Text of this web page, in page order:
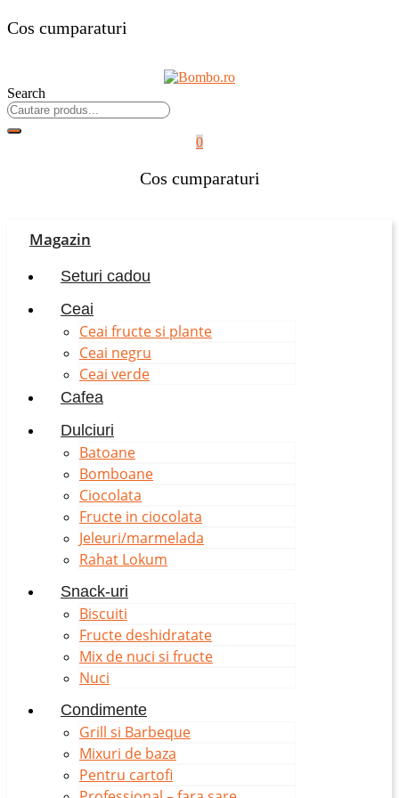
Cos cumparaturi
Search
0
Cos cumparaturi
Magazin
Seturi cadou
Ceai
Ceai fructe si plante
Ceai negru
Ceai verde
Cafea
Dulciuri
Batoane
Bomboane
Ciocolata
Fructe in ciocolata
Jeleuri/marmelada
Rahat Lokum
Snack-uri
Biscuiti
Fructe deshidratate
Mix de nuci si fructe
Nuci
Condimente
Grill si Barbeque
Mixuri de baza
Pentru cartofi